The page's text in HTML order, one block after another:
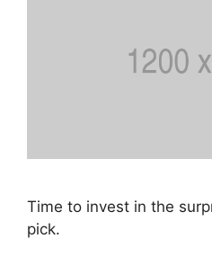
Time to invest in the
pick.